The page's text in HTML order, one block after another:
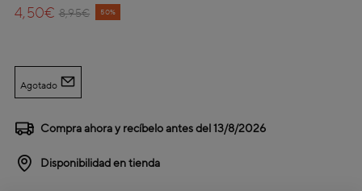
Price reduced from
8,95€
to 50%
4,50€
Agotado
Compra ahora y recíbelo antes del13/8/2026
Disponibilidad en tienda